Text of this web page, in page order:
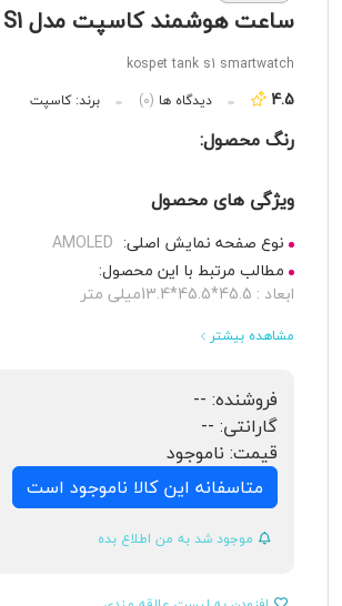
ساعت هوشمند کاسپت مدل Tank S1
kospet tank s1 smartwatch
4.5 دیدگاه ها (0) برند:کاسپت
رنگ محصول:
ویژگی های محصول
نوع صفحه نمایش اصلی: AMOLED
مطالب مرتبط با این محصول:
ابعاد : 45.5*45.5*13.4میلی متر
مشاهده بیشتر
فروشنده: --
گارانتی: --
قیمت: ناموجود
متاسفانه این کالا ناموجود است
موجود شد به من اطلاع بده